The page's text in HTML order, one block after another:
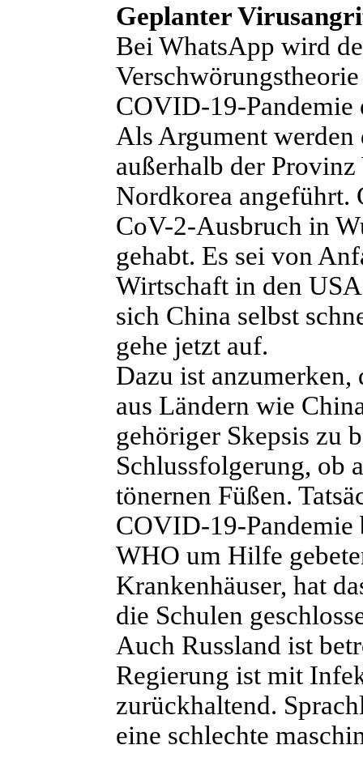
Geplanter
Bei WhatsApp wird
COVID-19-Pandemie
Als Argument
außerhalb der
Nordkorea angeführt.
CoV-2-Ausbruch in
gehabt. Es sei von
Wirtschaft in den
sich China selbst
gehe jetzt auf.
Dazu ist
aus Ländern wie
gehöriger Skepsis zu
Schlussfolgerung, ob
tönernen Füßen.
COVID-19-Pandemie
WHO um Hilfe
Krankenhäuser, hat
die Schulen
Auch Russland ist
Regierung ist mit
zurückhaltend.
eine schlechte